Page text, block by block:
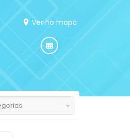
Ver no mapa